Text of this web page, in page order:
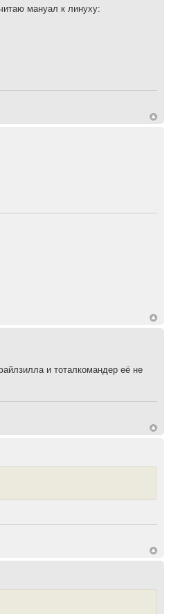
мануал к линуху:
и тоталкомандер её не